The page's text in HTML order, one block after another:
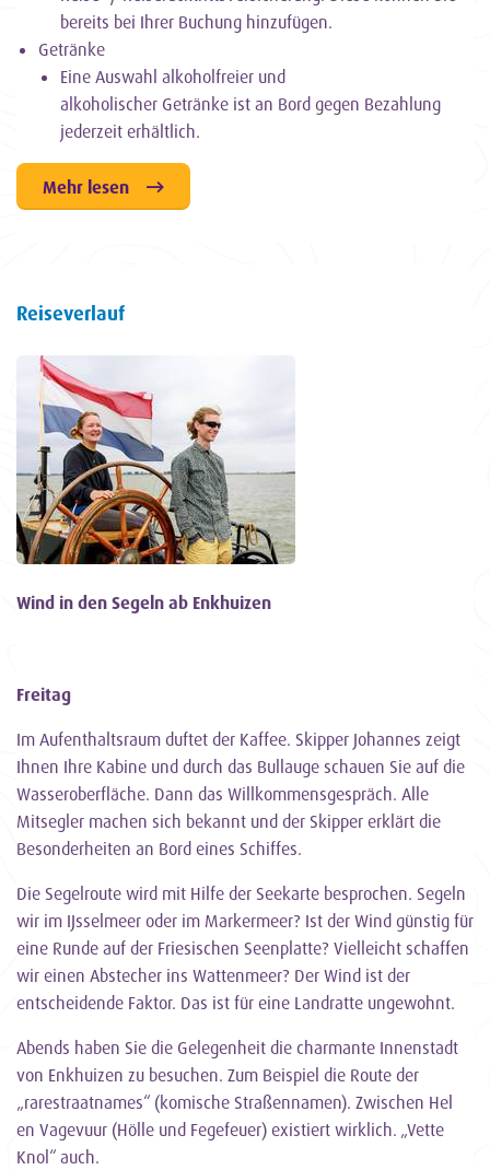
bereits bei Ihrer Buchung hinzufügen.
Getränke
Eine Auswahl alkoholfreier und
alkoholischer Getränke ist an Bord gegen Bezahlung
jederzeit erhältlich.
Mehr lesen
Reiseverlauf
Wind in den Segeln ab Enkhuizen
Freitag
Im Aufenthaltsraum duftet der Kaffee. Skipper Johannes zeigt
Ihnen Ihre Kabine und durch das Bullauge schauen Sie auf die
Wasseroberfläche. Dann das Willkommensgespräch. Alle
Mitsegler machen sich bekannt und der Skipper erklärt die
Besonderheiten an Bord eines Schiffes.
Die Segelroute wird mit Hilfe der Seekarte besprochen. Segeln
wir im IJsselmeer oder im Markermeer? Ist der Wind günstig für
eine Runde auf der Friesischen Seenplatte? Vielleicht schaffen
wir einen Abstecher ins Wattenmeer? Der Wind ist der
entscheidende Faktor. Das ist für eine Landratte ungewohnt.
Abends haben Sie die Gelegenheit die charmante Innenstadt
von Enkhuizen zu besuchen. Zum Beispiel die Route der
„rarestraatnames“ (komische Straßennamen). Zwischen Hel
en Vagevuur (Hölle und Fegefeuer) existiert wirklich. „Vette
Knol“ auch.